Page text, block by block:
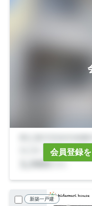
会員登録
新築一戸建